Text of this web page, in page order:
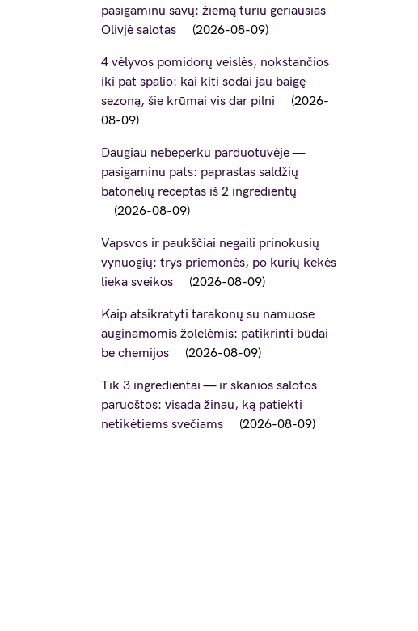
pasigaminu savų: žiemą turiu geriausias
Olivjė salotas
2026-08-09
4 vėlyvos pomidorų veislės, nokstančios
iki pat spalio: kai kiti sodai jau baigę
sezoną, šie krūmai vis dar pilni
2026-
08-09
Daugiau nebeperku parduotuvėje —
pasigaminu pats: paprastas saldžių
batonėlių receptas iš 2 ingredientų
2026-08-09
Vapsvos ir paukščiai negaili prinokusių
vynuogių: trys priemonės, po kurių kekės
lieka sveikos
2026-08-09
Kaip atsikratyti tarakonų su namuose
auginamomis žolelėmis: patikrinti būdai
be chemijos
2026-08-09
Tik 3 ingredientai — ir skanios salotos
paruoštos: visada žinau, ką patiekti
netikėtiems svečiams
2026-08-09